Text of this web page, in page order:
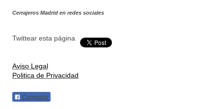
Cerrajeros Madrid en redes sociales
Twittear esta página
Aviso Legal
Politica de Privacidad
Compartir